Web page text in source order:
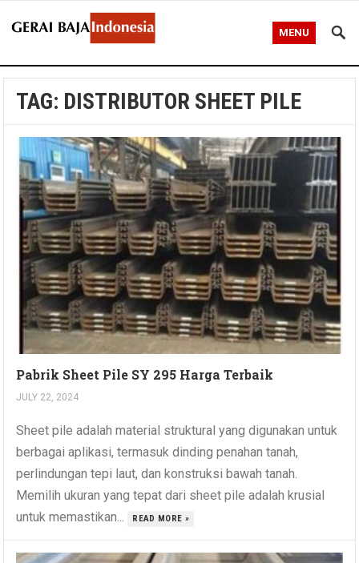
MENU
TAG: DISTRIBUTOR SHEET PILE
Pabrik Sheet Pile SY 295 Harga Terbaik
JULY 22, 2024
Sheet pile adalah material struktural yang digunakan untuk
berbagai aplikasi, termasuk dinding penahan tanah,
perlindungan tepi laut, dan konstruksi bawah tanah.
Memilih ukuran yang tepat dari sheet pile adalah krusial
untuk memastikan...
READ MORE »